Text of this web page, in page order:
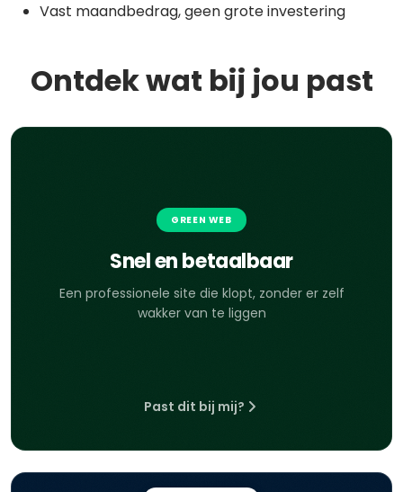
Vast maandbedrag, geen grote investering
Ontdek wat bij jou past
GREEN WEB
Snel en betaalbaar
Een professionele site die klopt, zonder er zelf
wakker van te liggen
Past dit bij mij?